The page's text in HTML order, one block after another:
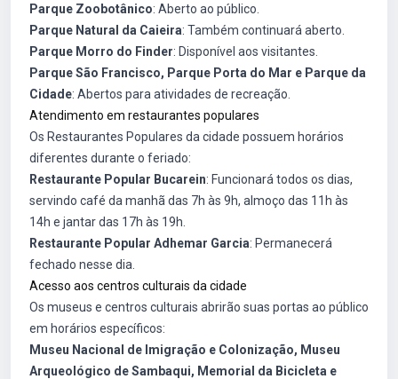
Parque Zoobotânico: Aberto ao público.
Parque Natural da Caieira: Também continuará aberto.
Parque Morro do Finder: Disponível aos visitantes.
Parque São Francisco, Parque Porta do Mar e Parque da
Cidade: Abertos para atividades de recreação.
Atendimento em restaurantes populares
Os Restaurantes Populares da cidade possuem horários
diferentes durante o feriado:
Restaurante Popular Bucarein: Funcionará todos os dias,
servindo café da manhã das 7h às 9h, almoço das 11h às
14h e jantar das 17h às 19h.
Restaurante Popular Adhemar Garcia: Permanecerá
fechado nesse dia.
Acesso aos centros culturais da cidade
Os museus e centros culturais abrirão suas portas ao público
em horários específicos:
Museu Nacional de Imigração e Colonização, Museu
Arqueológico de Sambaqui, Memorial da Bicicleta e